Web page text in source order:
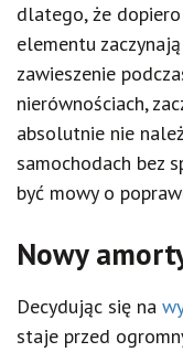
dlatego, że
elementu
zawieszenie
nierównościach,
absolutnie nie
samochodach bez
być mowy o
Nowy
Decydując się na
staje przed